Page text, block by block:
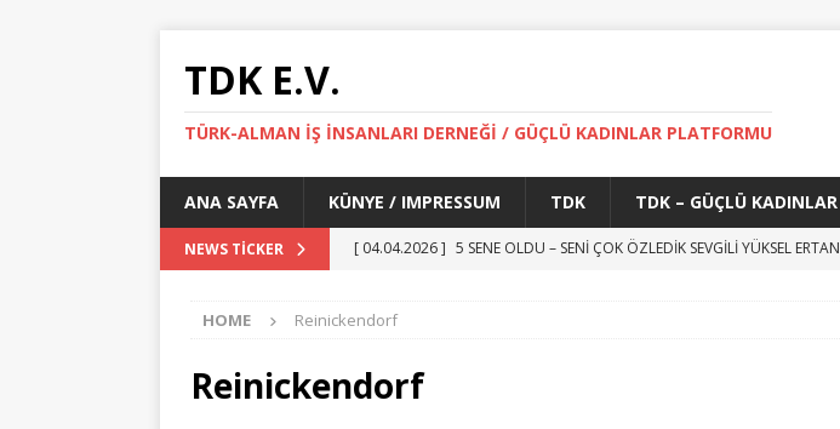
TDK E.V.
TÜRK-ALMAN İŞ İNSANLARI DERNEĞİ / GÜÇLÜ KADINLAR PLATFORMU
ANA SAYFA KÜNYE / IMPRESSUM TDK TDK – GÜÇLÜ KADINLAR
NEWS TICKER [ 04.04.2026 ] 5 SENE OLDU – SENİ ÇOK ÖZLEDİK SEVGİLİ YÜKSEL ERTAN
[ 08.03.2026 ]
[ 08.03.2026 ]
HOME Reinickendorf
Reinickendorf